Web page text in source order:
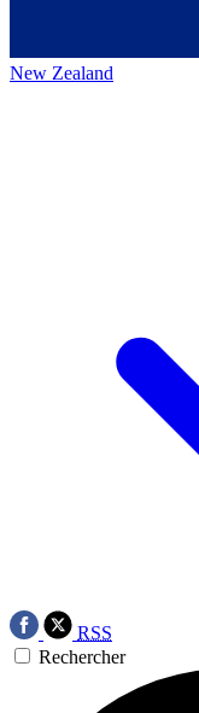
New Zealand
RSS
Rechercher